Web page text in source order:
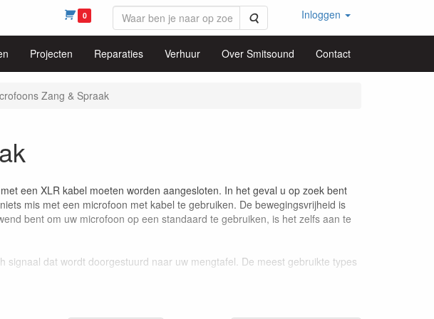
0 Zoeken Inloggen
Projecten Reparaties Verhuur Over Smitsound Contact
Zang & Spraak
een XLR kabel moeten worden aangesloten. In het geval u op zoek bent
mis met een microfoon met kabel te gebruiken. De bewegingsvrijheid is
bent om uw microfoon op een standaard te gebruiken, is het zelfs aan te
dat wordt doorgestuurd naar uw mengtafel. De meest gebruikte types
het met een dynamische microfoon niet goed mogelijk om frequenties boven
zijn voor een goede dynamische microfoon meestal geen probleem.